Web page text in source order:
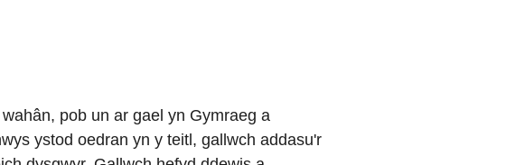
pob un ar gael yn Gymraeg a
ystod oedran yn y teitl, gallwch addasu'r